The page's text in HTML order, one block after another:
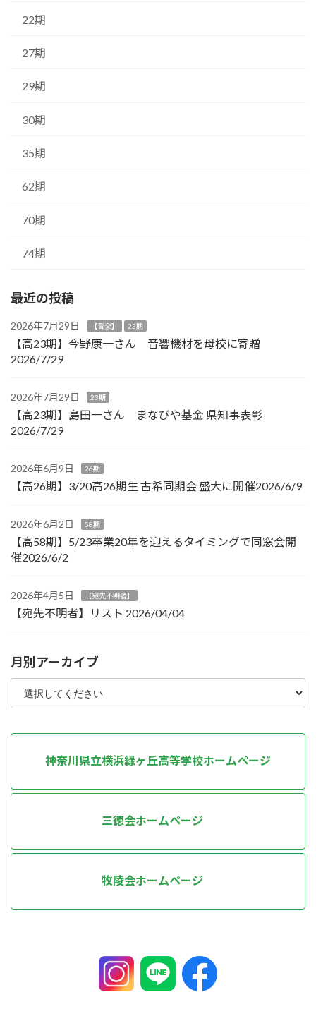
22期
27期
29期
30期
35期
62期
70期
74期
最近の投稿
2026年7月29日 【音楽】 23期
【高23期】今野康一さん 音響機材を母校に寄贈
2026/7/29
2026年7月29日 23期
【高23期】島田一さん まなびや基金 県知事表彰
2026/7/29
2026年6月9日 26期
【高26期】3/20高26期生 古希同期会 盛大に開催2026/6/9
2026年6月2日 58期
【高58期】5/23卒業20年を迎えるタイミングで同窓会開
催2026/6/2
2026年4月5日 【宛先不明者】
【宛先不明者】リスト 2026/04/04
月別アーカイブ
神奈川県立横浜緑ヶ丘高等学校ホームページ
三徳会ホームページ
牧陵会ホームページ